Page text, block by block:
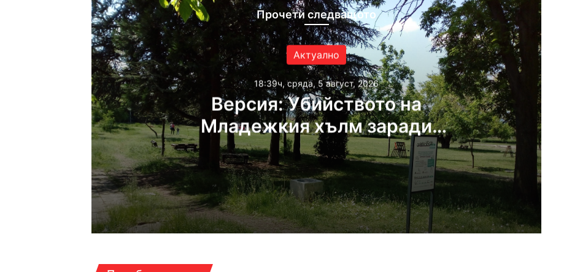
Прочети следващото
Актуално
18:39ч, сряда, 5 август, 2026
Версия: Убийството на
Младежкия хълм заради
сексуалната ориентация на
жертвата
18:39ч, сряда, 5 август, 2026
Версия: Убийството на Младежкия хълм заради сексуалната ориентация на жертвата